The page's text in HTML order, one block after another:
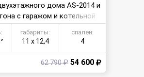
дома AS-2014 и
с гаражом и котельной
габариты:
11 х 12,4
спален:
4
62 790 ₽ 54 600